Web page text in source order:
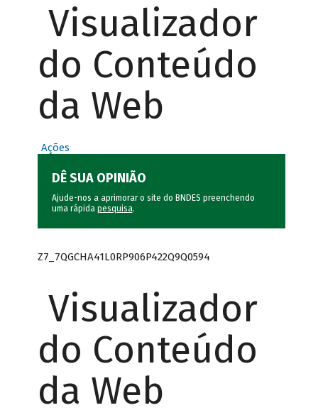
Visualizador
do Conteúdo
da Web
Ações
DÊ SUA OPINIÃO
Ajude-nos a aprimorar o site do BNDES preenchendo
uma rápida pesquisa.
Z7_7QGCHA41L0RP906P422Q9Q0594
Visualizador
do Conteúdo
da Web